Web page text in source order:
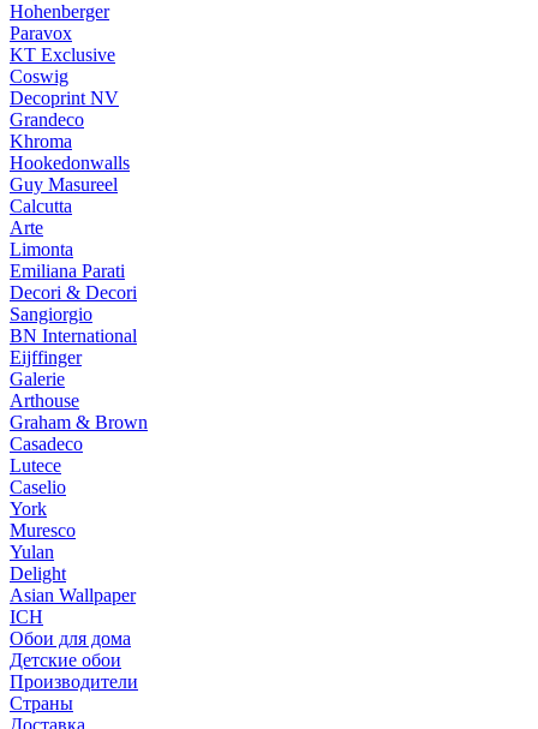
Hohenberger
Paravox
KT Exclusive
Coswig
Decoprint NV
Grandeco
Khroma
Hookedonwalls
Guy Masureel
Calcutta
Arte
Limonta
Emiliana Parati
Decori & Decori
Sangiorgio
BN International
Eijffinger
Galerie
Arthouse
Graham & Brown
Casadeco
Lutece
Caselio
York
Muresco
Yulan
Delight
Asian Wallpaper
ICH
Обои для дома
Детские обои
Производители
Страны
Доставка